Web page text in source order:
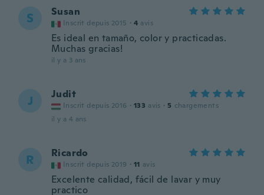
S Susan
Inscrit depuis 2015 · 4 avis
Es ideal en tamaño, color y practicadas.
Muchas gracias!
il y a 3 ans
J Judit
Inscrit depuis 2016 · 133 avis · 5 chargements
il y a 4 ans
R Ricardo
Inscrit depuis 2019 · 11 avis
Excelente calidad, fácil de lavar y muy
practico